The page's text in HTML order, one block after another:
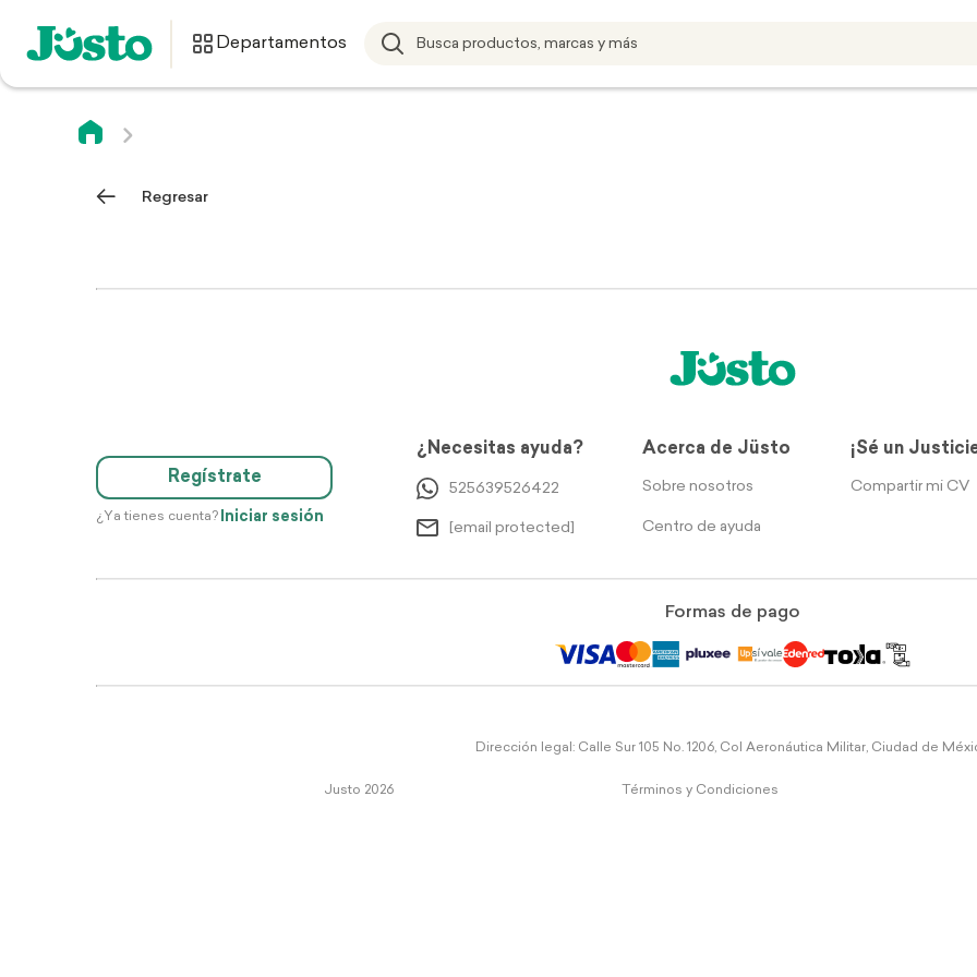
Departamentos
Regresar
Regístrate
¿Ya tienes cuenta? Iniciar sesión
¿Necesitas ayuda?
525639526422
[email protected]
Acerca de Jüsto
Sobre nosotros
Centro de ayuda
¡Sé un
Compartir mi CV
Formas de pago
Dirección legal: Calle Sur 105 No. 1206, Col Aeronáutica Militar, Ciudad de
Justo 2026 Términos y Condiciones